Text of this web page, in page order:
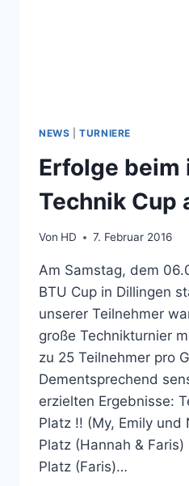
NEWS |TURNIERE
Erfolge beim
Technik Cup
Von HD 7. Februar 2016
Am Samstag, dem
BTU Cup in Dillingen
unserer Teilnehmer
große Technikturnier
zu 25 Teilnehmer pro
Dementsprechend
erzielten Ergebnisse:
Platz !! (My, Emily und
Platz (Hannah &
Platz (Faris)…